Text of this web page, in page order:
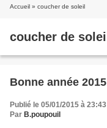
Accueil » coucher de soleil
coucher de soleil
Bonne année 2015
Publié le 05/01/2015 à 23:43
Par B.poupouil